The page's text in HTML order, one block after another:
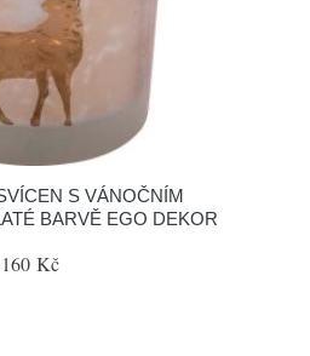
S VÁNOČNÍM
BARVĚ EGO DEKOR
160 Kč